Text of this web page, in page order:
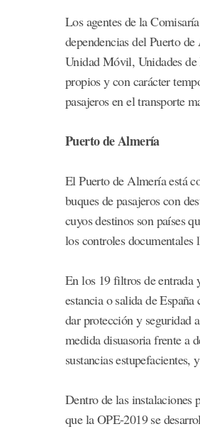
Los agentes de la
dependencias del Puerto
Unidad Móvil, Unidades
propios y con carácter
pasajeros en el transporte
Puerto de Almería
El Puerto de Almería está
buques de pasajeros con
cuyos destinos son países
los controles documentales
En los 19 filtros de entrada
estancia o salida de
dar protección y seguridad
medida disuasoria frente a
sustancias estupefacientes,
Dentro de las instalaciones
que la OPE-2019 se